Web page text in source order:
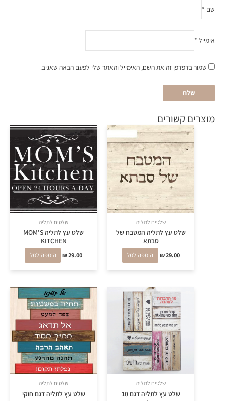
שם *
אימייל *
שמור בדפדפן זה את השם, האימייל והאתר שלי לפעם הבאה שאגיב.
מוצרים קשורים
שלטים לתליה
שלט עץ לתליה המטבח של
סבתא
₪29.00 הוספה לסל
שלטים לתליה
שלט עץ לתליה MOM'S
KITCHEN
₪29.00 הוספה לסל
שלטים לתליה
שלט עץ לתליה דגם 10
שלטים לתליה
שלט עץ לתליה דגם חוקי